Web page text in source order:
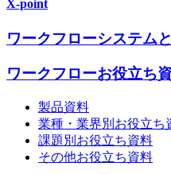
X-point
ワークフローシステム
ワークフローお役立ち
製品資料
業種・業界別お役立ち
課題別お役立ち資料
その他お役立ち資料